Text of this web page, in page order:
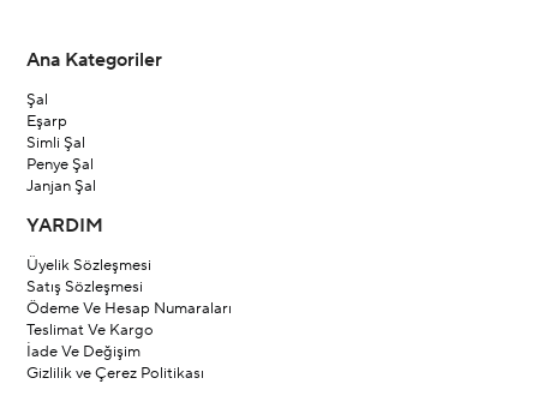
Ana Kategoriler
Şal
Eşarp
Simli Şal
Penye Şal
Janjan Şal
YARDIM
Üyelik Sözleşmesi
Satış Sözleşmesi
Ödeme Ve Hesap Numaraları
Teslimat Ve Kargo
İade Ve Değişim
Gizlilik ve Çerez Politikası